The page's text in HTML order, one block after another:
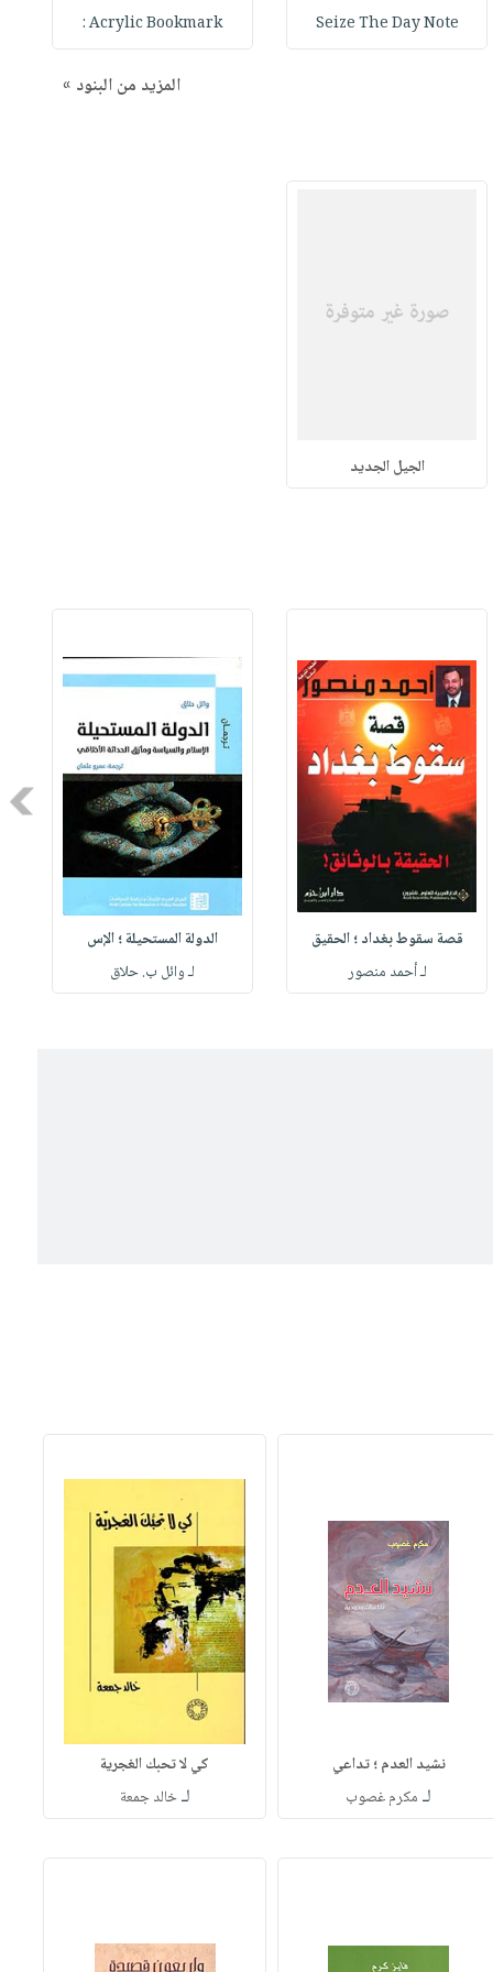
Seize The Day Note
Acrylic Bookmark :
المزيد من البنود »
الجيل الجديد
قصة سقوط بغداد ؛ الحقيق
لـ أحمد منصور
الدولة المستحيلة ؛ الإس
لـ وائل ب. حلاق
نشيد العدم ؛ تداعي
لـ مكرم غصوب
كي لا تحبك الغجرية
لـخالد جمعة